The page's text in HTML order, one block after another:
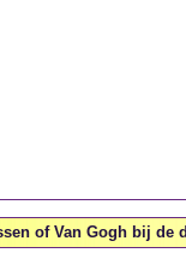
of Van Gogh bij de